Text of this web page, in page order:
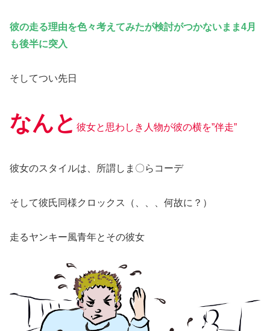
彼の走る理由を色々考えてみたが検討がつかないまま4月
も後半に突入
そしてつい先日
なんと 彼女と思わしき人物が彼の横を”伴走”
彼女のスタイルは、所謂しま〇らコーデ
そして彼氏同様クロックス（、、、何故に？）
走るヤンキー風青年とその彼女